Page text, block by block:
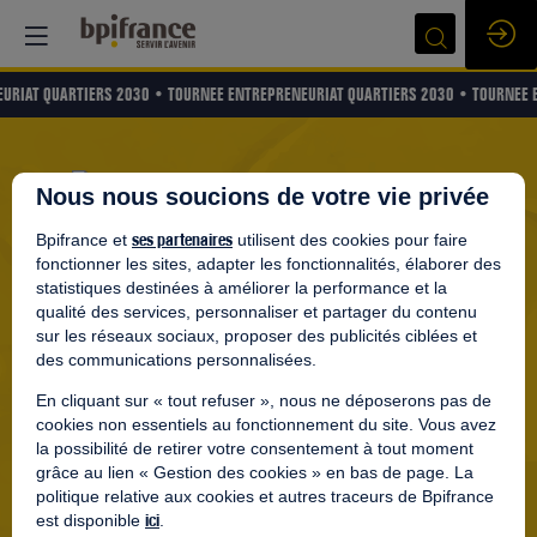
GO ENTREPRENEURS LYON
LYON
LE 26 SEPTEMBRE 2024
Je m'inscris
QUARTIERS 2030 • TOURNEE ENTREPRENEURIAT QUARTIERS 2030 • TOURNEE
Nous nous soucions de votre vie privée
Bpifrance et ses partenaires utilisent des cookies pour faire
fonctionner les sites, adapter les fonctionnalités, élaborer des
statistiques destinées à améliorer la performance et la
qualité des services, personnaliser et partager du contenu
sur les réseaux sociaux, proposer des publicités ciblées et
des communications personnalisées.
En cliquant sur « tout refuser », nous ne déposerons pas de
cookies non essentiels au fonctionnement du site. Vous avez
la possibilité de retirer votre consentement à tout moment
grâce au lien « Gestion des cookies » en bas de page. La
politique relative aux cookies et autres traceurs de Bpifrance
est disponible ici.